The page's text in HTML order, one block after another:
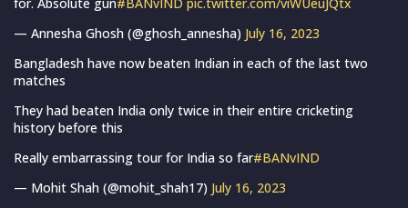
— Annesha Ghosh (@ghosh_annesha) July 16, 2023
Bangladesh have now beaten Indian in each of the last two
matches
They had beaten India only twice in their entire cricketing
history before this
Really embarrassing tour for India so far#BANvIND
— Mohit Shah (@mohit_shah17) July 16, 2023